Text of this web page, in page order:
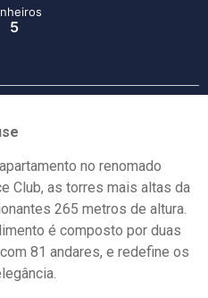
5
no renomado
Club, as torres mais altas da
265 metros de altura.
é composto por duas
81 andares, e redefine os